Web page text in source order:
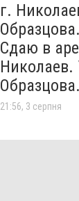
г.
Сдаю в
Николаев.
21:56, 3 серпня